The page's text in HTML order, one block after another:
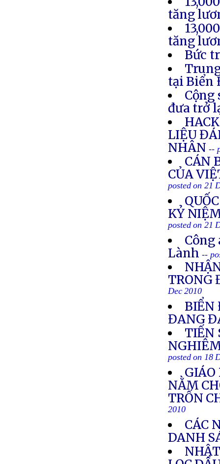
tăng
tăng
Bức
tại Biển
đưa trở
LIỆU
NHÂN --
CÁN
CỦA
posted on 21
KỶ
posted on 21
Lành --
TRONG
Dec 2010
BIỂN
ĐANG
TIẾN
posted on 18
GIÁO
NẰM
TRỐN
2010
CÁC
DANH